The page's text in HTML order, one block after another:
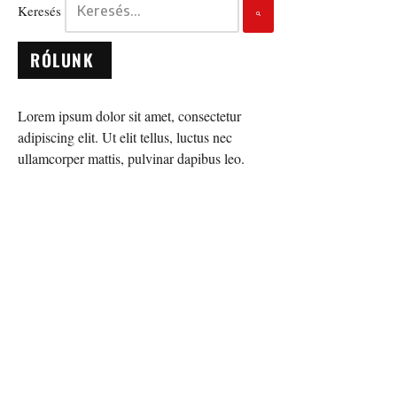
Keresés
RÓLUNK
Lorem ipsum dolor sit amet, consectetur
adipiscing elit. Ut elit tellus, luctus nec
ullamcorper mattis, pulvinar dapibus leo.